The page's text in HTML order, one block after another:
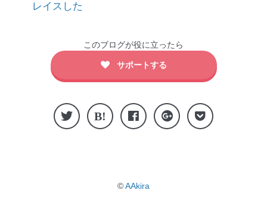
レイスした
このブログが役に立ったら
サポートする
©AAkira